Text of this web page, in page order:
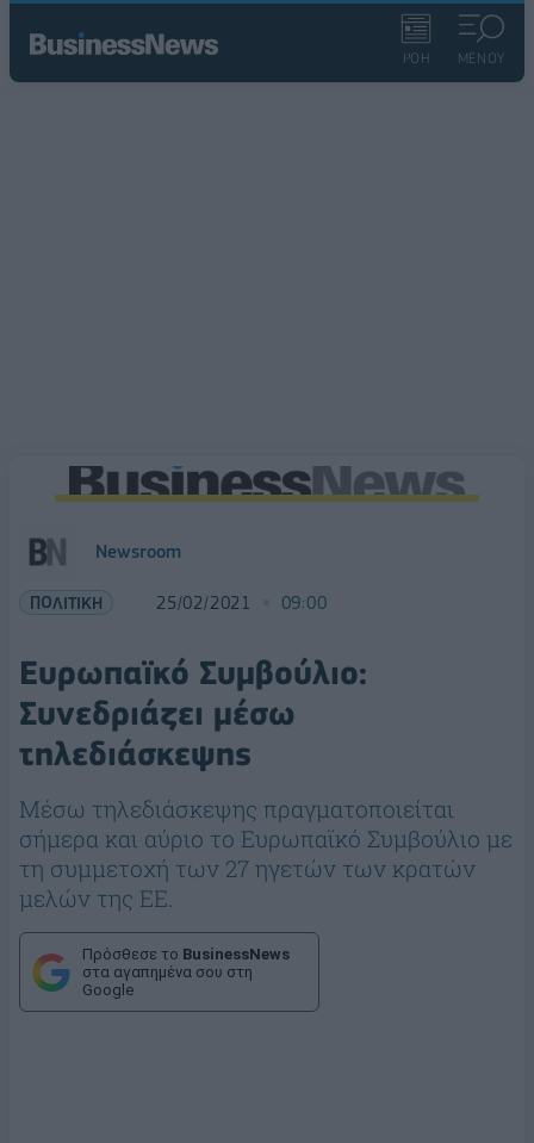
ΡΟΗ ΜΕΝΟΥ
Newsroom
ΠΟΛΙΤΙΚΗ 25/02/2021 09:00
Ευρωπαϊκό Συμβούλιο:
Συνεδριάζει μέσω
τηλεδιάσκεψης
Μέσω τηλεδιάσκεψης πραγματοποιείται
σήμερα και αύριο το Ευρωπαϊκό Συμβούλιο με
τη συμμετοχή των 27 ηγετών των κρατών
μελών της ΕΕ.
Πρόσθεσε το BusinessNews
στα αγαπημένα σου στη
Google